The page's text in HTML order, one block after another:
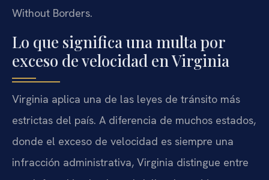
Without Borders.
Lo que significa una multa por
exceso de velocidad en Virginia
Virginia aplica una de las leyes de tránsito más
estrictas del país. A diferencia de muchos estados,
donde el exceso de velocidad es siempre una
infracción administrativa, Virginia distingue entre